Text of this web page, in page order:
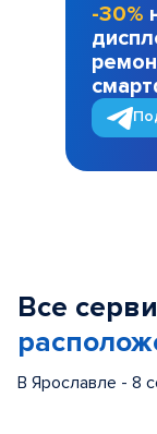
-30%
Все
В Ярославле - 8